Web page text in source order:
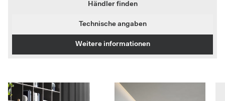
Händler finden
Technische angaben
Weitere informationen